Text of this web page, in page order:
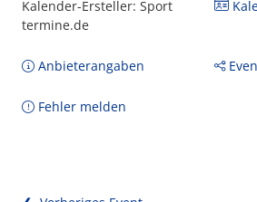
Kalender-Ersteller: Sport
termine.de
Anbieterangaben
Fehler melden